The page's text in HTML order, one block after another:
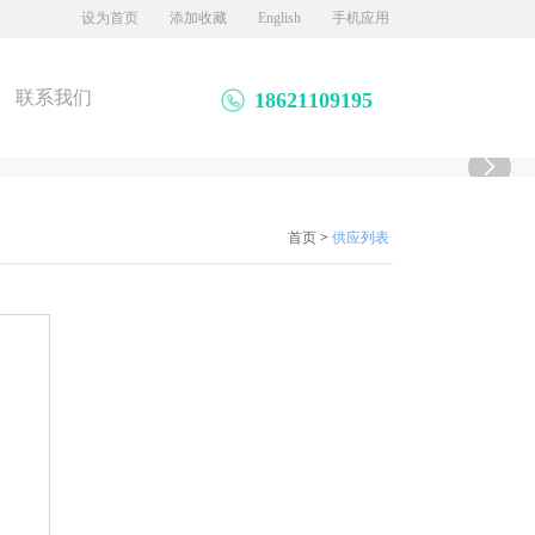
设为首页 添加收藏 English 手机应用
联系我们 18621109195

首页 > 供应列表